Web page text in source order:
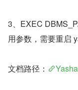
3、EXEC
用参数，需要重启
文档路径：